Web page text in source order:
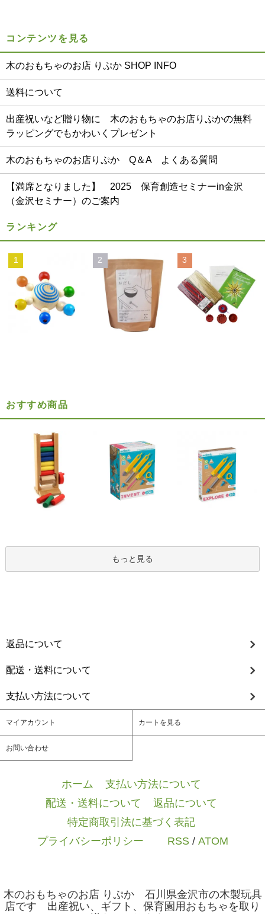
コンテンツを見る
木のおもちゃのお店 りぷか SHOP INFO
送料について
出産祝いなど贈り物に 木のおもちゃのお店りぷかの無料
ラッピングでもかわいくプレゼント
木のおもちゃのお店りぷか Q＆A よくある質問
【満席となりました】 2025 保育創造セミナーin金沢
（金沢セミナー）のご案内
ランキング
1 2 3
おすすめ商品
もっと見る
返品について
配送・送料について
支払い方法について
マイアカウント カートを見る
お問い合わせ
ホーム 支払い方法について
配送・送料について
返品について
特定商取引法に基づく表記
プライバシーポリシー
RSS/ ATOM
木のおもちゃのお店 りぷか 石川県金沢市の木製玩具
店です 出産祝い、ギフト、保育園用おもちゃを取り